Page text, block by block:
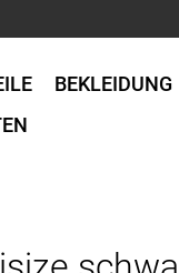
BEKLEIDUNG